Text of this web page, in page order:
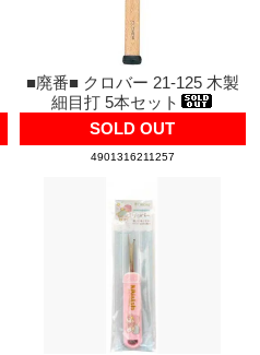
■廃番■ クロバー 21-125 木製
細目打 5本セット
SOLD OUT
4901316211257